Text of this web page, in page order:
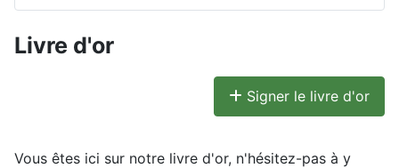
Livre d'or
Signer le livre d'or
Vous êtes ici sur notre livre d'or, n'hésitez-pas à y